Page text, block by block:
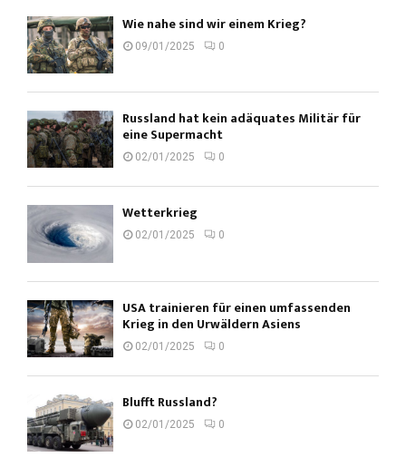
Wie nahe sind wir einem Krieg?
09/01/2025 0
Russland hat kein adäquates Militär für
eine Supermacht
02/01/2025 0
Wetterkrieg
02/01/2025 0
USA trainieren für einen umfassenden
Krieg in den Urwäldern Asiens
02/01/2025 0
Blufft Russland?
02/01/2025 0